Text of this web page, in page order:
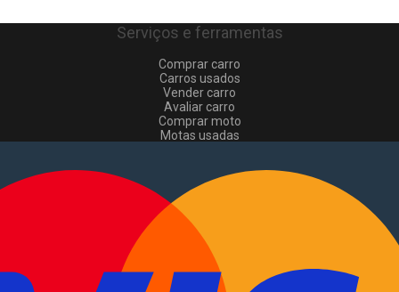
Serviços e ferramentas
Comprar carro
Carros usados
Vender carro
Avaliar carro
Comprar moto
Motas usadas
Comerciais usados
Vender comerciais
Informações
Como comprar e vender
Pacotes de anúncios
Verificar VIN e matrícula
Sitemap